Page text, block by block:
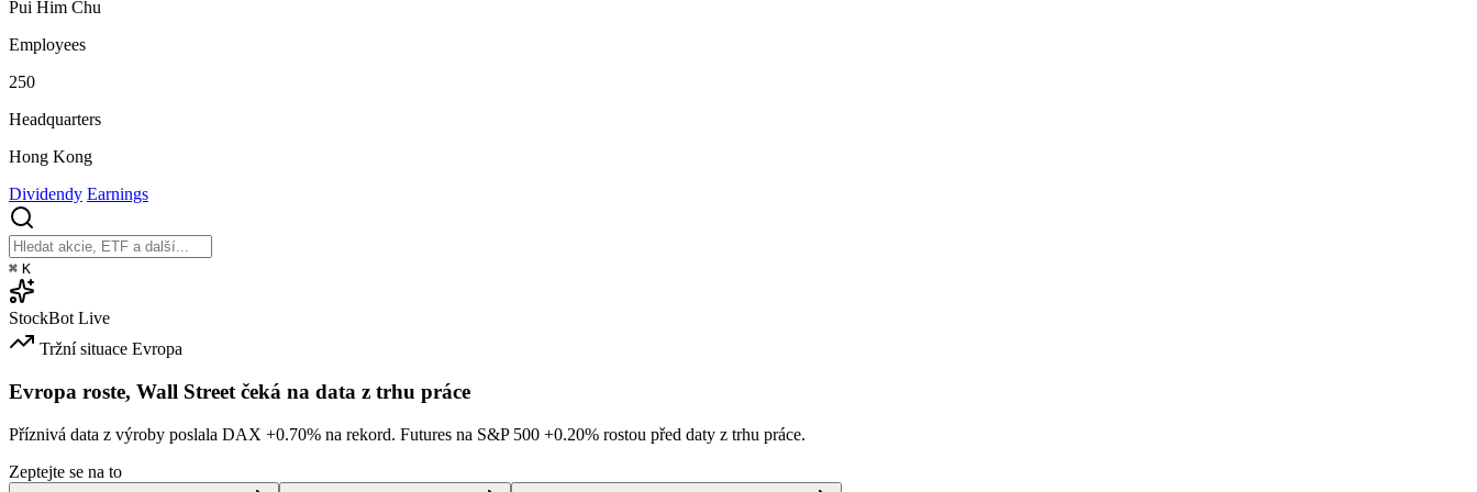
Pui Him Chu
Employees
250
Headquarters
Hong Kong
Dividendy Earnings
⌘ K
StockBot Live
Tržní situace Evropa
Evropa roste, Wall Street čeká na data z trhu práce
Příznivá data z výroby poslala DAX +0.70% na rekord. Futures na S&P 500 +0.20% rostou před daty z trhu práce.
Zeptejte se na to